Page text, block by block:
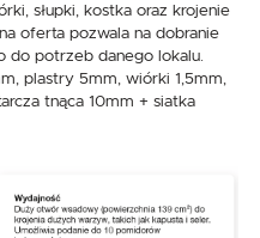
słupki, kostka oraz krojenie
oferta pozwala na dobranie
do potrzeb danego lokalu.
plastry 5mm, wiórki 1,5mm,
tnąca 10mm + siatka